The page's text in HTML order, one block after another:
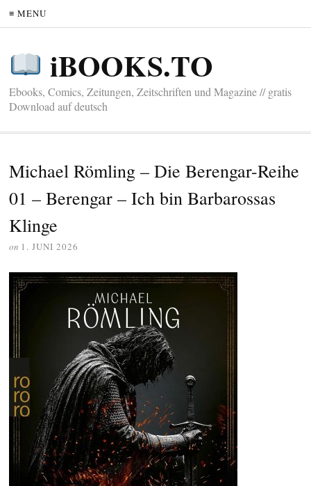
≡ MENU
iBOOKS.TO
Ebooks, Comics, Zeitungen, Zeitschriften und Magazine // gratis
Download auf deutsch
Michael Römling – Die Berengar-Reihe
01 – Berengar – Ich bin Barbarossas
Klinge
on 1. JUNI 2026